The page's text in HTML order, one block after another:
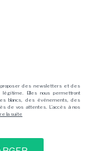
proposer des newsletters et des
Elles nous permettront
blancs, des événements, des
de vos attentes. L'accès à nos
la suite